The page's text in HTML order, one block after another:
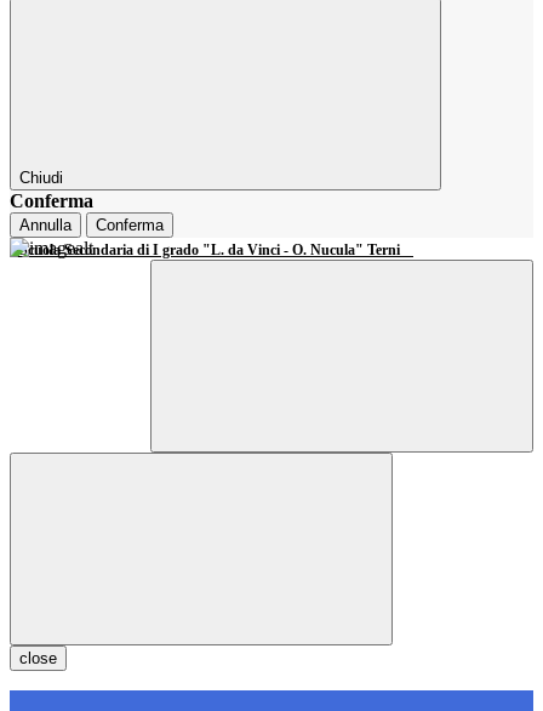
Chiudi
Conferma
Annulla Conferma
Scuola Secondaria di I grado "L. da Vinci - O. Nucula" Terni
close